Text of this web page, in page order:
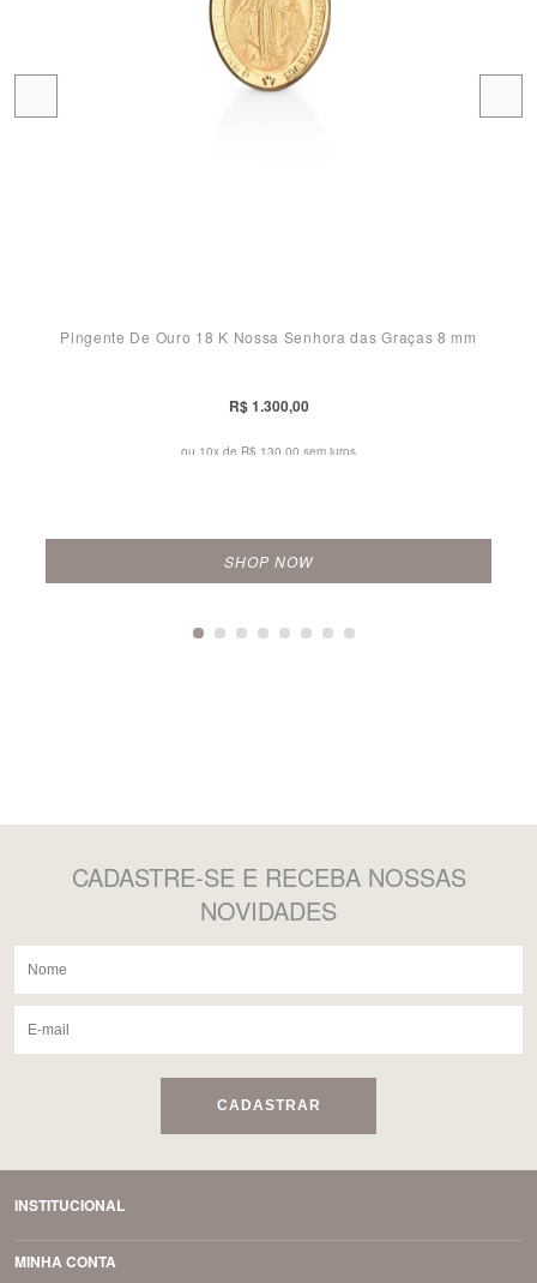
Pingente De Ouro 18 K Nossa Senhora das Graças 8 mm
R$ 1.300,00
ou 10x de R$ 130,00 sem juros
SHOP NOW
CADASTRE-SE E RECEBA NOSSAS
NOVIDADES
CADASTRAR
INSTITUCIONAL
MINHA CONTA